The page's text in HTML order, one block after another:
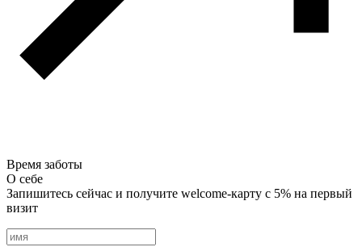
Время заботы
О себе
Запишитесь сейчас и получите welcome-карту с 5% на первый
визит